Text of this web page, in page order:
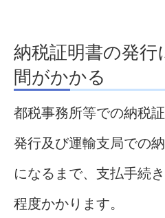
納税証明書の発
間がかかる
都税事務所等での納税
発行及び運輸支局での
になるまで、支払手続
程度かかります。